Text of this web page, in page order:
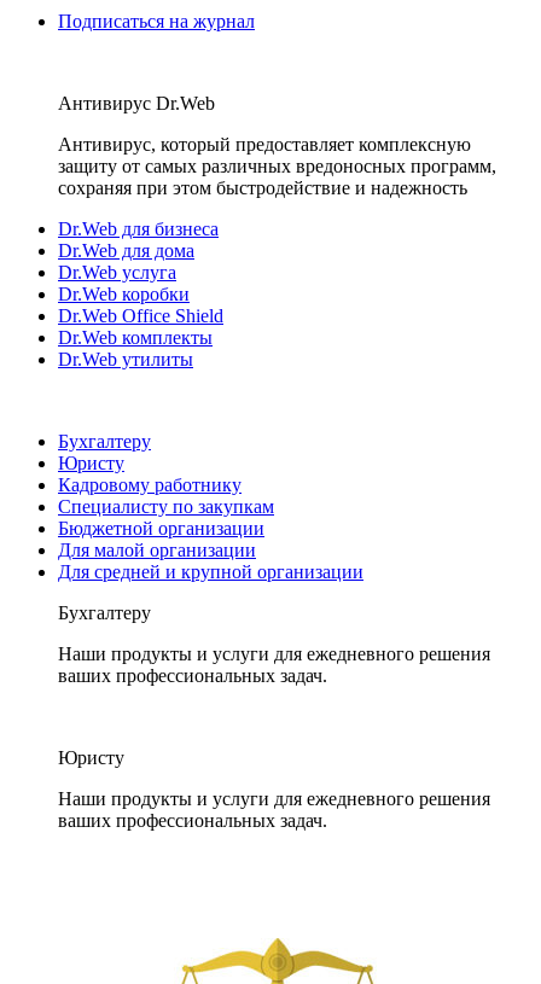
Подписаться на журнал
Антивирус Dr.Web
Антивирус, который предоставляет комплексную
защиту от самых различных вредоносных программ,
сохраняя при этом быстродействие и надежность
Dr.Web для бизнеса
Dr.Web для дома
Dr.Web услуга
Dr.Web коробки
Dr.Web Office Shield
Dr.Web комплекты
Dr.Web утилиты
Бухгалтеру
Юристу
Кадровому работнику
Специалисту по закупкам
Бюджетной организации
Для малой организации
Для средней и крупной организации
Бухгалтеру
Наши продукты и услуги для ежедневного решения
ваших профессиональных задач.
Юристу
Наши продукты и услуги для ежедневного решения
ваших профессиональных задач.